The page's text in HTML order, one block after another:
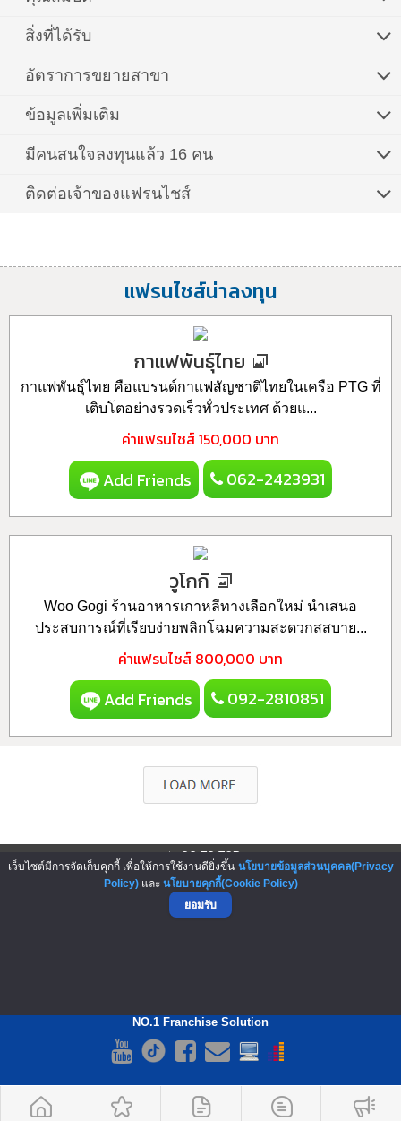
สิ่งที่ได้รับ
อัตราการขยายสาขา
ข้อมูลเพิ่มเติม
มีคนสนใจลงทุนแล้ว 16 คน
ติดต่อเจ้าของแฟรนไชส์
แฟรนไชส์น่าลงทุน
กาแฟพันธุ์ไทย
กาแฟพันธุ์ไทย คือแบรนด์กาแฟสัญชาติไทยในเครือ PTG ที่
เติบโตอย่างรวดเร็วทั่วประเทศ ด้วยแ...
ค่าแฟรนไชส์ 150,000 บาท
Add Friends 062-2423931
วูโกกิ
Woo Gogi ร้านอาหารเกาหลีทางเลือกใหม่ นำเสนอ
ประสบการณ์ที่เรียบง่ายพลิกโฉมความสะดวกสสบาย...
ค่าแฟรนไชส์ 800,000 บาท
Add Friends 092-2810851
▲ GO TO TOP
NO.1 Franchise Solution
เว็บไซต์มีการจัดเก็บคุกกี้ เพื่อให้การใช้งานดียิ่งขึ้น นโยบายข้อมูลส่วนบุคคล(Privacy
Policy)และ นโยบายคุกกี้(Cookie Policy)
ยอมรับ